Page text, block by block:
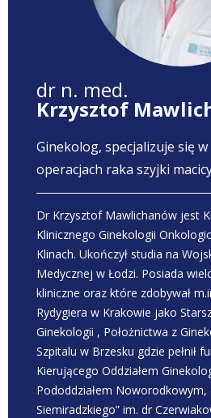
dr n. med.
Krzysztof
Ginekolog, specjalizuje się w
operacjach raka szyjki
Dr Krzysztof Mawlichanów jest
Klinicznego Ginekologii
Klinach. Ukończył studia na
Medycznej w Łodzi. Posiada
kliniczne oraz które zdobywał
Rydygiera w Krakowie jako
Ginekologii , Położnictwa z
Szpitalu w Brzesku gdzie pełnił
Kierującego Oddziałem
Pododdziałem Noworodkowym,
Siemiradzkiego” im. dr